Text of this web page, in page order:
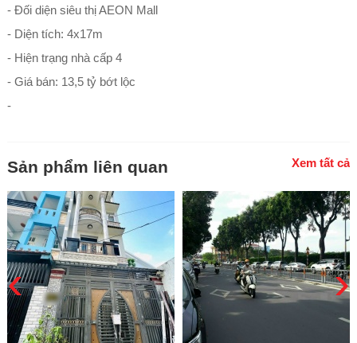
- Đối diện siêu thị AEON Mall
- Diện tích: 4x17m
- Hiện trạng nhà cấp 4
- Giá bán: 13,5 tỷ bớt lộc
-
Sản phẩm liên quan Xem tất cả
‹ ›